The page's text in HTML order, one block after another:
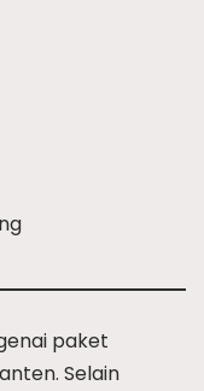
paket
Selain